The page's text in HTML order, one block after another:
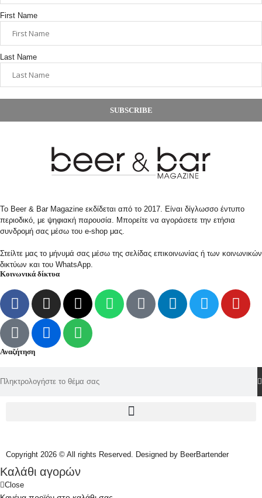
First Name
Last Name
SUBSCRIBE
Το Beer & Bar Magazine εκδίδεται από το 2017. Είναι δίγλωσσο έντυπο
περιοδικό, με ψηφιακή παρουσία. Μπορείτε να αγοράσετε την ετήσια
συνδρομή σας μέσω του e-shop μας.
Στείλτε μας το μήνυμά σας μέσω της σελίδας επικοινωνίας ή των κοινωνικών
δικτύων και του WhatsApp.
Κοινωνικά δίκτυα
Αναζήτηση
Copyright 2026 © All rights Reserved. Designed by BeerBartender
Καλάθι αγορών
Close